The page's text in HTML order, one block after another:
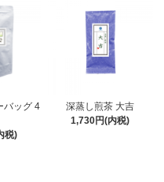
バッグ 4
税)
深蒸し煎茶 大吉
1,730円(内税)